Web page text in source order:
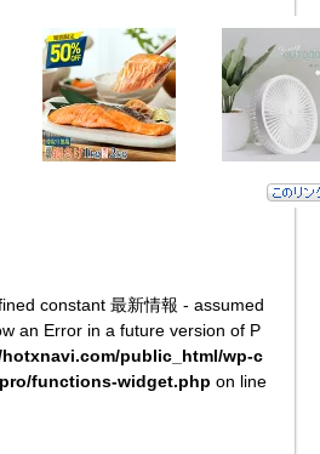
constant 最新情報 - assumed
an Error in a future version of P
public_html/wp-c
functions-widget.php on line